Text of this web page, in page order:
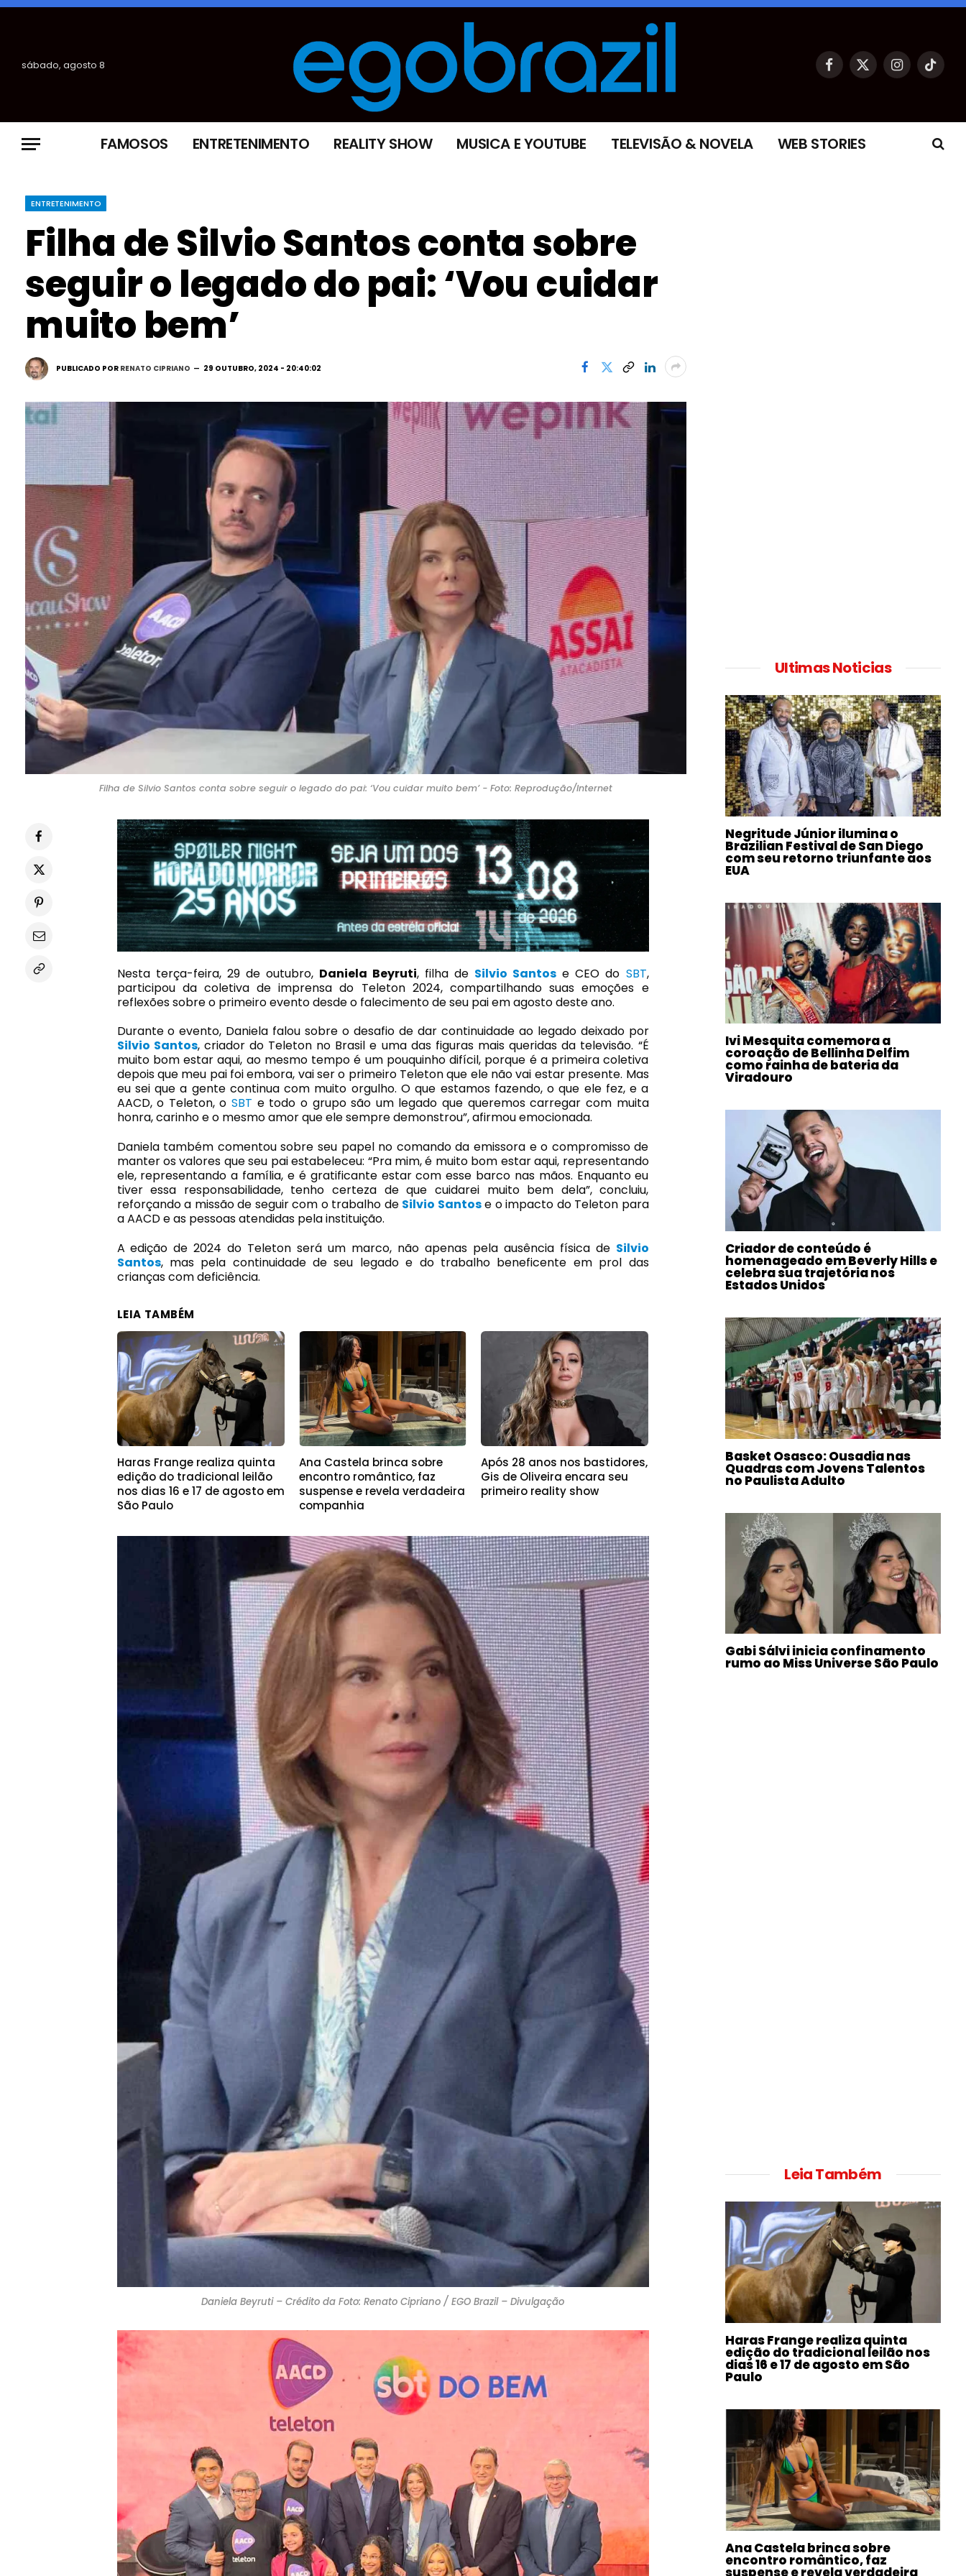
sábado, agosto 8 Facebook
X
Instagram
TikTok
FAMOSOS ENTRETENIMENTO REALITY SHOW MUSICA E YOUTUBE TELEVISÃO & NOVELA WEB STORIES
ENTRETENIMENTO
Filha de Silvio Santos conta sobre
seguir o legado do pai: ‘Vou cuidar
muito bem’
PUBLICADO POR RENATO CIPRIANO 29 OUTUBRO, 2024 - 20:40:02
Filha de Silvio Santos conta sobre seguir o legado do pai: ‘Vou cuidar muito bem’ - Foto: Reprodução/Internet
Nesta terça-feira, 29 de outubro, Daniela Beyruti, filha de Silvio Santos e CEO do SBT,
participou da coletiva de imprensa do Teleton 2024, compartilhando suas emoções e
reflexões sobre o primeiro evento desde o falecimento de seu pai em agosto deste ano.
Durante o evento, Daniela falou sobre o desafio de dar continuidade ao legado deixado por
Silvio Santos, criador do Teleton no Brasil e uma das figuras mais queridas da televisão. “É
muito bom estar aqui, ao mesmo tempo é um pouquinho difícil, porque é a primeira coletiva
depois que meu pai foi embora, vai ser o primeiro Teleton que ele não vai estar presente. Mas
eu sei que a gente continua com muito orgulho. O que estamos fazendo, o que ele fez, e a
AACD, o Teleton, o SBT e todo o grupo são um legado que queremos carregar com muita
honra, carinho e o mesmo amor que ele sempre demonstrou”, afirmou emocionada.
Daniela também comentou sobre seu papel no comando da emissora e o compromisso de
manter os valores que seu pai estabeleceu: “Pra mim, é muito bom estar aqui, representando
ele, representando a família, e é gratificante estar com esse barco nas mãos. Enquanto eu
tiver essa responsabilidade, tenho certeza de que cuidarei muito bem dela”, concluiu,
reforçando a missão de seguir com o trabalho de Silvio Santose o impacto do Teleton para
a AACD e as pessoas atendidas pela instituição.
A edição de 2024 do Teleton será um marco, não apenas pela ausência física de Silvio
Santos, mas pela continuidade de seu legado e do trabalho beneficente em prol das
crianças com deficiência.
LEIA TAMBÉM
Haras Frange realiza quinta
edição do tradicional leilão
nos dias 16 e 17 de agosto em
São Paulo
Ana Castela brinca sobre
encontro romântico, faz
suspense e revela verdadeira
companhia
Após 28 anos nos bastidores,
Gis de Oliveira encara seu
primeiro reality show
Daniela Beyruti – Crédito da Foto: Renato Cipriano / EGO Brazil – Divulgação
Ultimas Noticias
Negritude Júnior ilumina o
Brazilian Festival de San Diego
com seu retorno triunfante aos
EUA
Ivi Mesquita comemora a
coroação de Bellinha Delfim
como rainha de bateria da
Viradouro
Criador de conteúdo é
homenageado em Beverly Hills e
celebra sua trajetória nos
Estados Unidos
Basket Osasco: Ousadia nas
Quadras com Jovens Talentos
no Paulista Adulto
Gabi Sálvi inicia confinamento
rumo ao Miss Universe São Paulo
Leia Também
Haras Frange realiza quinta
edição do tradicional leilão nos
dias 16 e 17 de agosto em São
Paulo
Ana Castela brinca sobre
encontro romântico, faz
suspense e revela verdadeira